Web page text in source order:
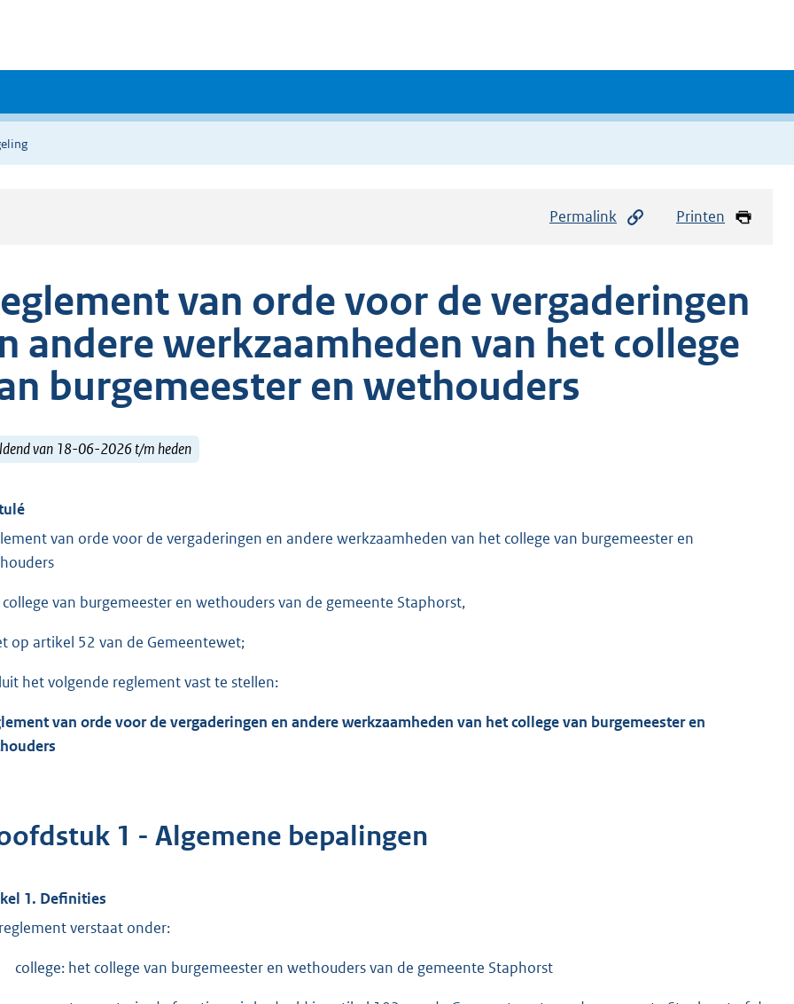
Permalink Printen
van orde voor de vergaderingen
andere werkzaamheden van het college
burgemeester en wethouders
van 18-06-2026 t/m heden
van orde voor de vergaderingen en andere werkzaamheden van het college van burgemeester en
van burgemeester en wethouders van de gemeente Staphorst,
op artikel 52 van de Gemeentewet;
het volgende reglement vast te stellen:
van orde voor de vergaderingen en andere werkzaamheden van het college van burgemeester en
1 - Algemene bepalingen
1. Definities
verstaat onder:
college: het college van burgemeester en wethouders van de gemeente Staphorst